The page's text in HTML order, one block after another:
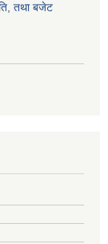
तथा बजेट